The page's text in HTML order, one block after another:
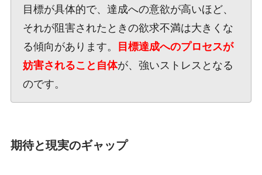
目標が具体的で、達成への意欲が高いほど、
それが阻害されたときの欲求不満は大きくな
る傾向があります。
目標達成へのプロセスが
妨害されること自体が、強いストレスとなる
のです。
期待と現実のギャップ